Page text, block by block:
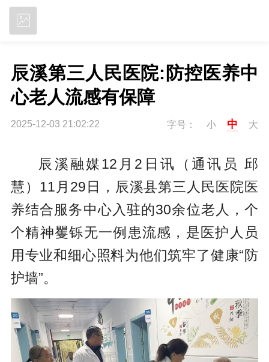
辰溪第三人民医院:防控医养中
心老人流感有保障
2025-12-03 21:02:22 字号： 小 中 大
辰溪融媒12月2日讯（通讯员 邱
慧）11月29日，辰溪县第三人民医院医
养结合服务中心入驻的30余位老人，个
个精神矍铄无一例患流感，是医护人员
用专业和细心照料为他们筑牢了健康“防
护墙”。